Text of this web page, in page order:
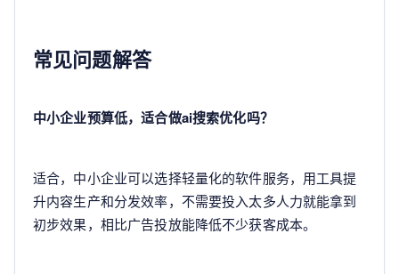
常见问题解答
中小企业预算低，适合做ai搜索优化吗？
适合，中小企业可以选择轻量化的软件服务，用工具提
升内容生产和分发效率，不需要投入太多人力就能拿到
初步效果，相比广告投放能降低不少获客成本。